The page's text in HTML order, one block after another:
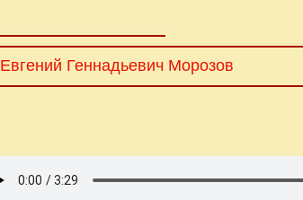
Евгений Геннадьевич Морозов